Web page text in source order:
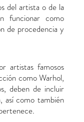
del artista o de la
funcionar como
de procedencia y
artistas famosos
como Warhol,
deben de incluir
así como también